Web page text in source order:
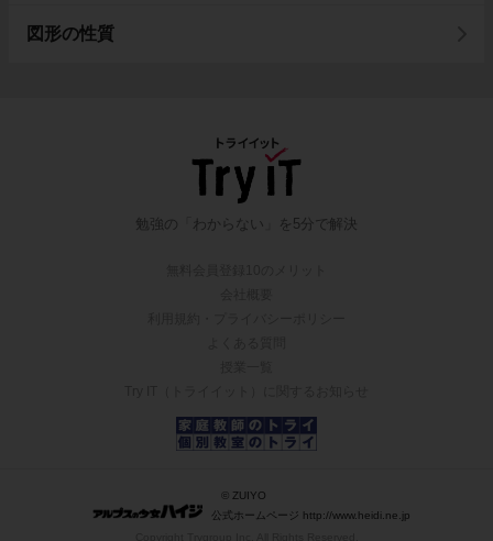
図形の性質
勉強の「わからない」を5分で解決
© ZUIYO
公式ホームページ http://www.heidi.ne.jp